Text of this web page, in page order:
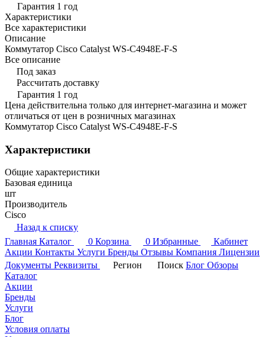
Гарантия 1 год
Характеристики
Все характеристики
Описание
Коммутатор Cisco Catalyst WS-C4948E-F-S
Все описание
Под заказ
Рассчитать доставку
Гарантия 1 год
Цена действительна только для интернет-магазина и может
отличаться от цен в розничных магазинах
Коммутатор Cisco Catalyst WS-C4948E-F-S
Характеристики
Общие характеристики
Базовая единица
шт
Производитель
Cisco
Назад к списку
Главная Каталог 0 Корзина 0 Избранные
Кабинет
Акции Контакты Услуги Бренды Отзывы Компания Лицензии
Документы Реквизиты Регион Поиск Блог Обзоры
Каталог
Акции
Бренды
Услуги
Блог
Условия оплаты